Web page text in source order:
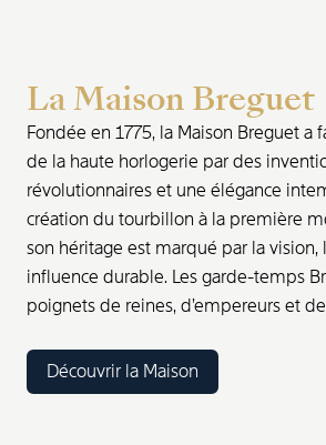
La Maison Breguet
Fondée en 1775, la Maison Breguet a
de la haute horlogerie par des
révolutionnaires et une élégance
création du tourbillon à la première
son héritage est marqué par la vision,
influence durable. Les garde-temps
poignets de reines, d’empereurs et
Découvrir la Maison